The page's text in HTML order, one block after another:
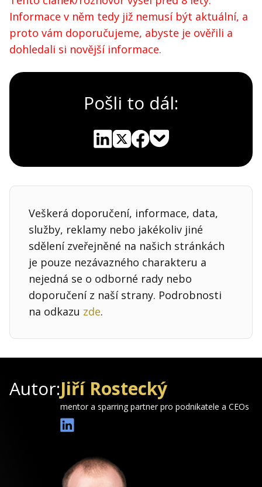
Informace v něm tedy již nemusí být aktuální, a
proto vám doporučujeme, abyste je ověřili a
dohledali si novější informace.
Pošli to dál:
Veškerá doporučení, informace, data,
služby, reklamy nebo jakékoliv jiné
sdělení zveřejněné na našich stránkách
je pouze nezávazného charakteru a
nejedná se o odborné rady nebo
doporučení z naší strany. Podrobnosti
na odkazu zde.
Autor:Jiří Rostecký
mentor a sparring partner pro podnikatele a CEOs